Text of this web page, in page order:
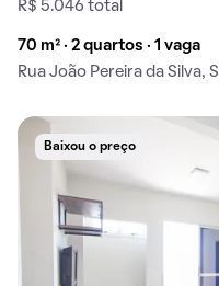
R$ 5.046 total
70 m² · 2 quartos · 1 vaga
Rua João Pereira da Silva,
Baixou o preço